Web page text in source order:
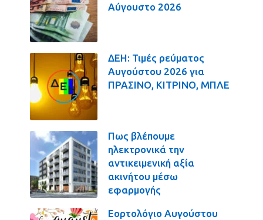
Αύγουστο 2026
ΔΕΗ: Τιμές ρεύματος
Αυγούστου 2026 για
ΠΡΑΣΙΝΟ, ΚΙΤΡΙΝΟ, ΜΠΛΕ
Πως βλέπουμε
ηλεκτρονικά την
αντικειμενική αξία
ακινήτου μέσω
εφαρμογής
Εορτολόγιο Αυγούστου